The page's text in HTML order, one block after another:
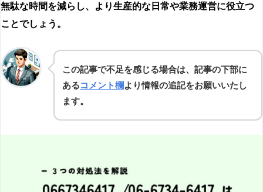
無駄な時間を減らし、より生産的な日常や業務運営に役立つ
ことでしょう。
この記事で不足を感じる場合は、記事の下部に
あるコメント欄より情報の追記をお願いいたし
ます。